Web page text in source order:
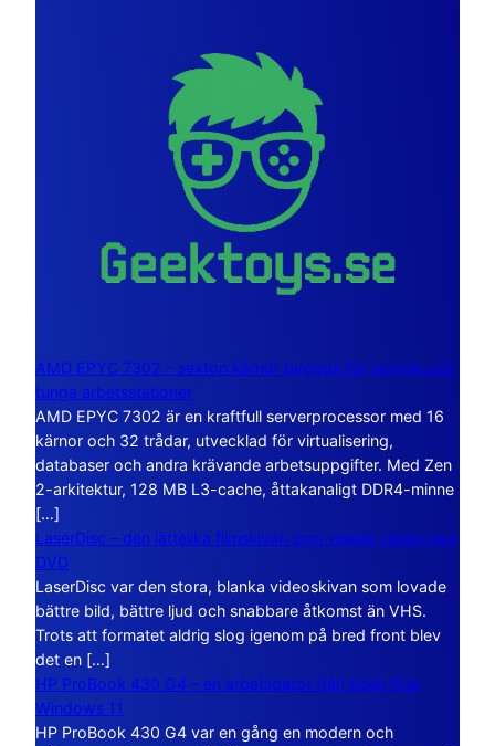
AMD EPYC 7302 – sexton kärnor byggda för servrar och
tunga arbetsstationer
AMD EPYC 7302 är en kraftfull serverprocessor med 16
kärnor och 32 trådar, utvecklad för virtualisering,
databaser och andra krävande arbetsuppgifter. Med Zen
2-arkitektur, 128 MB L3-cache, åttakanaligt DDR4-minne
[…]
LaserDisc – den jättelika filmskivan som visade vägen mot
DVD
LaserDisc var den stora, blanka videoskivan som lovade
bättre bild, bättre ljud och snabbare åtkomst än VHS.
Trots att formatet aldrig slog igenom på bred front blev
det en […]
HP ProBook 430 G4 – en arbetsdator från tiden före
Windows 11
HP ProBook 430 G4 var en gång en modern och